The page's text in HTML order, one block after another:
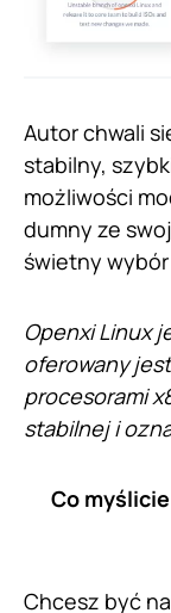
Autor chwali
stabilny,
możliwości
dumny ze
świetny wybór
Openxi Linux
oferowany
procesorami
stabilnej i
Co
Chcesz być